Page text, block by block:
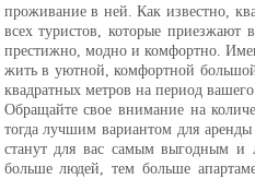
проживание в ней. Как известно,
всех туристов, которые приезжают
престижно, модно и комфортно.
жить в уютной, комфортной
квадратных метров на период
Обращайте свое внимание на
тогда лучшим вариантом для
станут для вас самым выгодным и
больше людей, тем больше